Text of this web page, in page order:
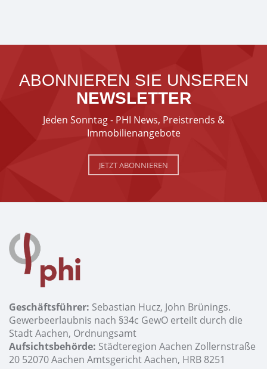
ABONNIEREN SIE UNSEREN
NEWSLETTER
Jeden Sonntag - PHI News, Preistrends &
Immobilienangebote
JETZT ABONNIEREN
Geschäftsführer: Sebastian Hucz, John Brünings.
Gewerbeerlaubnis nach §34c GewO erteilt durch die
Stadt Aachen, Ordnungsamt
Aufsichtsbehörde: Städteregion Aachen Zollernstraße
20 52070 Aachen Amtsgericht Aachen, HRB 8251